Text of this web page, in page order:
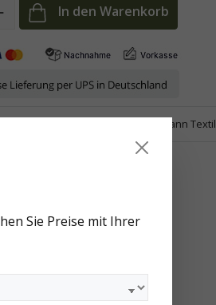
In den Warenkorb
Wallmann Textil
Sie Preise mit Ihrer